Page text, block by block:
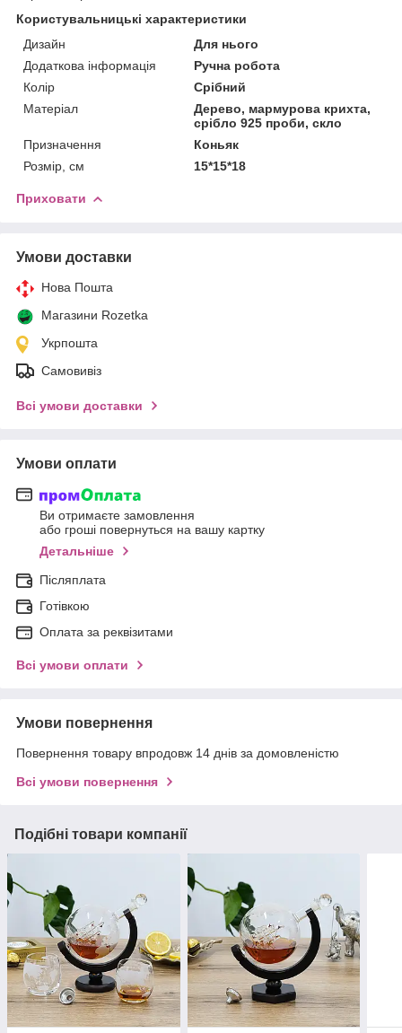
Користувальницькі характеристики
Дизайн
Для нього
Додаткова інформація
Ручна робота
Колір
Срібний
Матеріал
Дерево, мармурова крихта,
срібло 925 проби, скло
Призначення
Коньяк
Розмір, см
15*15*18
Приховати
Умови доставки
Нова Пошта
Магазини Rozetka
Укрпошта
Самовивіз
Всі умови доставки
Умови оплати
Ви отримаєте замовлення
або гроші повернуться на вашу картку
Детальніше
Післяплата
Готівкою
Оплата за реквізитами
Всі умови оплати
Умови повернення
Повернення товару впродовж 14 днів за домовленістю
Всі умови повернення
Подібні товари компанії